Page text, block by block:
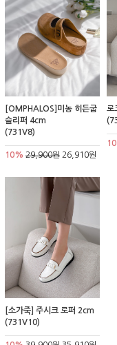
[OMPHALOS]미농 히든굽
슬리퍼 4cm
(731V8)
10% 29,900원 26,910원
로
[소가죽] 주시크 로퍼 2cm
(731V10)